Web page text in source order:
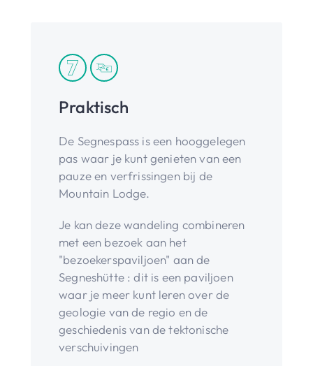
Praktisch
De Segnespass is een hooggelegen
pas waar je kunt genieten van een
pauze en verfrissingen bij de
Mountain Lodge.
Je kan deze wandeling combineren
met een bezoek aan het
"bezoekerspaviljoen" aan de
Segneshütte : dit is een paviljoen
waar je meer kunt leren over de
geologie van de regio en de
geschiedenis van de tektonische
verschuivingen